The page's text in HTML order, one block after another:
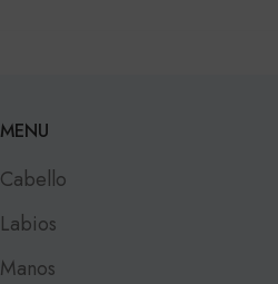
MENU
Cabello
Labios
Manos